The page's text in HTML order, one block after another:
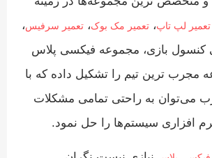
تعمیر لپ تاپ، تعمیر مک بوک، تعمیر سرفیس،
کنسول بازی، مجموعه فیکسی پلاس
مجرب ترین تیم را تشکیل داده که با
می‌توان به راحتی تمامی مشکلات
افزاری سیستم‌ها را حل نمود.